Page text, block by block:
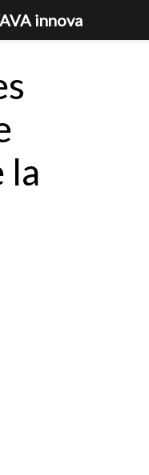
la
innova